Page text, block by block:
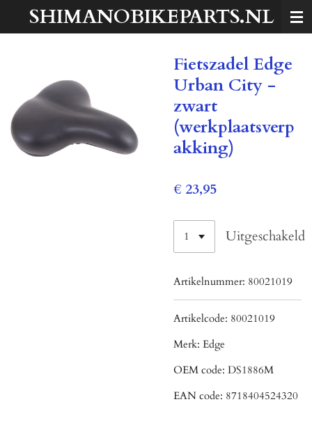
SHIMANOBIKEPARTS.NL
Fietszadel Edge
Urban City -
zwart
(werkplaatsverp
akking)
€ 23,95
Uitgeschakeld
Artikelnummer: 80021019
Artikelcode: 80021019
Merk: Edge
OEM code: DS1886M
EAN code: 8718404524320